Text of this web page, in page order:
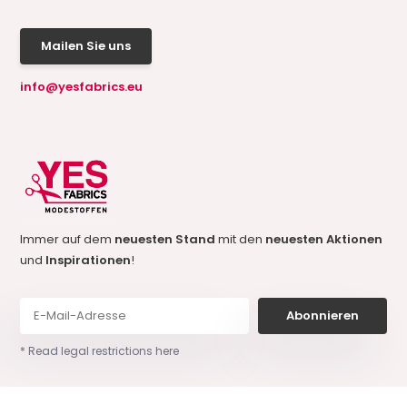
Mailen Sie uns
info@yesfabrics.eu
Immer auf dem neuesten Standmit den neuesten Aktionen
und Inspirationen!
Abonnieren
* Read legal restrictions here